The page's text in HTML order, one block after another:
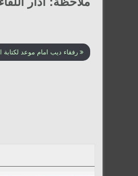
رفقاء ديب امام موعد لكتابة